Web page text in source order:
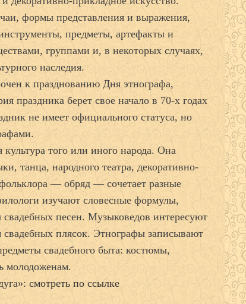
формы представления и выражения,
предметы, артефакты и
группами и, в некоторых случаях,
наследия.
к празднованию Дня этнографа,
праздника берет свое начало в 70-х годах
не имеет официального статуса, но
того или иного народа. Она
танца, народного театра, декоративно-
— обряд — сочетает разные
изучают словесные формулы,
песен. Музыковедов интересуют
плясок. Этнографы записывают
свадебного быта: костюмы,
молодоженам.
смотреть по ссылке